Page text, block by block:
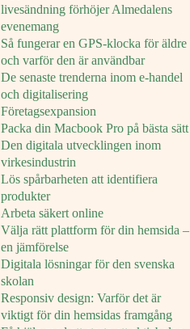
livesändning förhöjer Almedalens
evenemang
Så fungerar en GPS-klocka för äldre
och varför den är användbar
De senaste trenderna inom e-handel
och digitalisering
Företagsexpansion
Packa din Macbook Pro på bästa sätt
Den digitala utvecklingen inom
virkesindustrin
Lös spårbarheten att identifiera
produkter
Arbeta säkert online
Välja rätt plattform för din hemsida –
en jämförelse
Digitala lösningar för den svenska
skolan
Responsiv design: Varför det är
viktigt för din hemsidas framgång